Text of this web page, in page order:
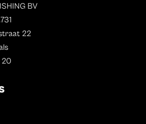
BV
22
20